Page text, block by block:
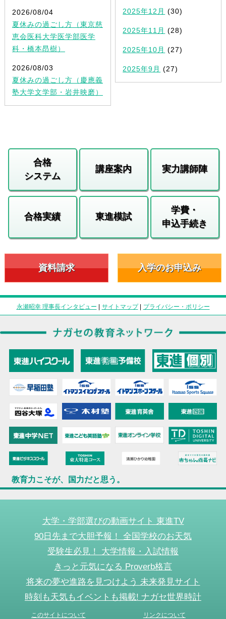
2026/08/04
夏休みの過ごし方（東京慈
恵会医科大学医学部医学
科・橋本昂樹）
2026/08/03
夏休みの過ごし方（慶應義
塾大学文学部・岩井映磨）
2025年12月 (30)
2025年11月 (28)
2025年10月 (27)
2025年9月 (27)
合格
システム
講座案内 実力講師陣
合格実績 東進模試
学費・
申込手続き
資料請求 入学のお申込み
永瀬昭幸 理事長インタビュー サイトマップ| プライバシー・ポリシー
教育力こそが、国力だと思う。
大学・学部選びの動画サイト 東進TV
90日先まで大胆予報！ 全国学校のお天気
受験生必見！ 大学情報・入試情報
きっと元気になる Proverb格言
将来の夢や進路を見つけよう 未来発見サイト
時刻も天気もイベントも掲載! ナガセ世界時計
このサイトについて リンクについて